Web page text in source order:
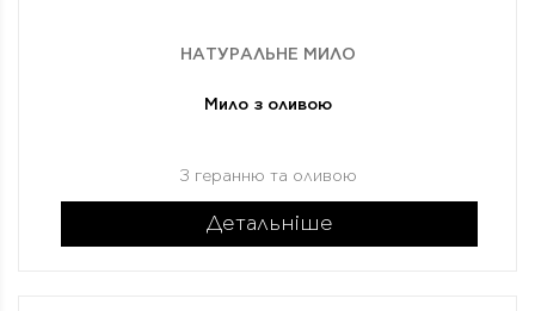
НАТУРАЛЬНЕ МИЛО
Мило з оливою
З геранню та оливою
Детальніше